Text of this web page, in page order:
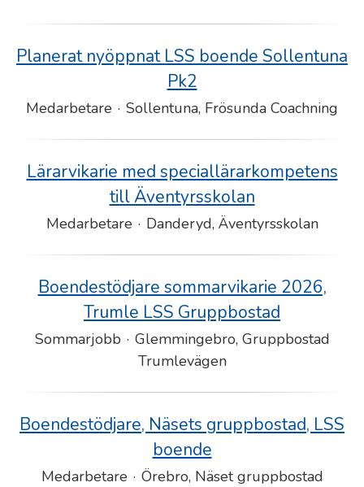
Planerat nyöppnat LSS boende Sollentuna
Pk2
Medarbetare · Sollentuna, Frösunda Coachning
Lärarvikarie med speciallärarkompetens
till Äventyrsskolan
Medarbetare · Danderyd, Äventyrsskolan
Boendestödjare sommarvikarie 2026,
Trumle LSS Gruppbostad
Sommarjobb · Glemmingebro, Gruppbostad
Trumlevägen
Boendestödjare, Näsets gruppbostad, LSS
boende
Medarbetare · Örebro, Näset gruppbostad